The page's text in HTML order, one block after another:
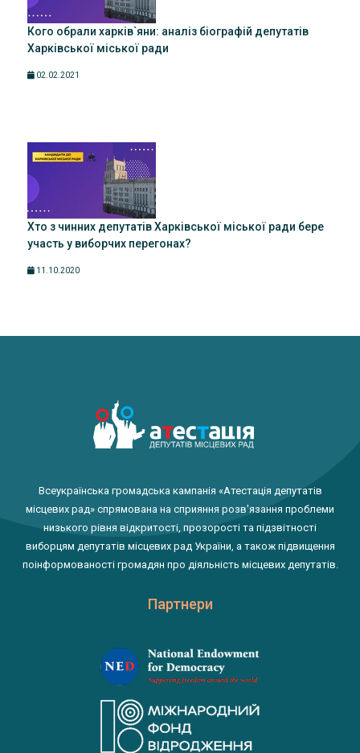
Кого обрали харків`яни: аналіз біографій депутатів
Харківської міської ради
02.02.2021
Хто з чинних депутатів Харківської міської ради бере
участь у виборчих перегонах?
11.10.2020
Всеукраїнська громадська кампанія «Атестація депутатів
місцевих рад» спрямована на сприяння розв'язання проблеми
низького рівня відкритості, прозорості та підзвітності
виборцям депутатів місцевих рад України, а також підвищення
поінформованості громадян про діяльність місцевих депутатів.
Партнери